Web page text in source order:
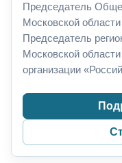
Председатель
Московской области
Председатель
Московской
организации